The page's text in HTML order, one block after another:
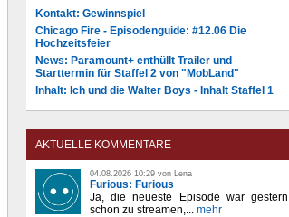
Kontakt: Gewinnspiel
Chicago Fire - Episodenguide: #12.06 Die
Hochzeitsfeier
News: Paramount+ enthüllt Trailer und
Starttermin für Staffel 2 von "MobLand"
Inhalt: Ich und die Walter Boys - Inhalt Staffel 1
AKTUELLE KOMMENTARE
04.08.2026 10:29 von Lena
Furious: Furious
Ja, die neueste Episode war gestern
schon zu streamen,... mehr